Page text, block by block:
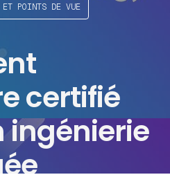
ET POINTS DE VUE
certifié
ingénierie